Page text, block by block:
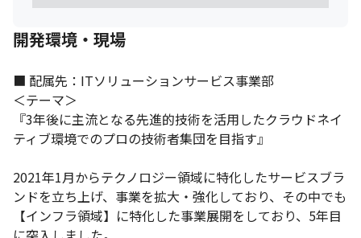
開発環境・現場
■ 配属先：ITソリューションサービス事業部
＜テーマ＞
『3年後に主流となる先進的技術を活用したクラウドネイ
ティブ環境でのプロの技術者集団を目指す』
2021年1月からテクノロジー領域に特化したサービスブラ
ンドを立ち上げ、事業を拡大・強化しており、その中でも
【インフラ領域】に特化した事業展開をしており、5年目